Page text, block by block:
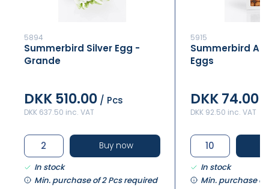
5894
Summerbird Silver Egg -
Grande
DKK 510.00 / Pcs
DKK 637.50 inc. VAT
Buy now
In stock
Min. purchase of 2 Pcs required
5915
Summerbird
Eggs
DKK 74.00
DKK 92.50 inc. VAT
In stock
Min. purchase of